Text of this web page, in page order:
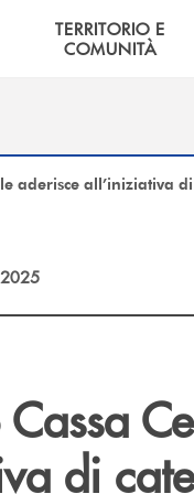
TERRITORIO E
COMUNITÀ
aderisce all’iniziativa
2025
di